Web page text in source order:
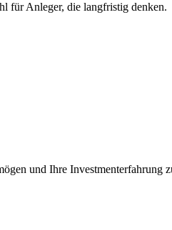
für Anleger, die langfristig denken.
und Ihre